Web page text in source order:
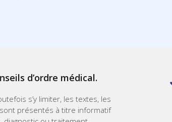
d’ordre médical.
s’y limiter, les textes, les
présentés à titre informatif